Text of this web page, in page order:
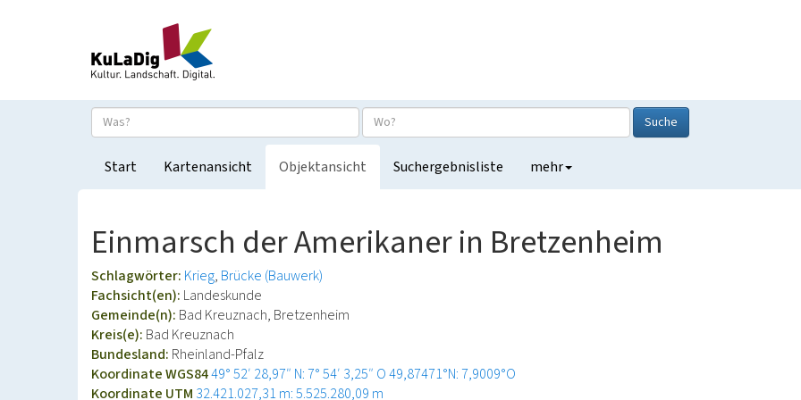
Suche
Start Kartenansicht Objektansicht Suchergebnisliste mehr
Einmarsch der Amerikaner in Bretzenheim
Schlagwörter: Krieg Brücke (Bauwerk)
Fachsicht(en): Landeskunde
Gemeinde(n): Bad Kreuznach, Bretzenheim
Kreis(e): Bad Kreuznach
Bundesland: Rheinland-Pfalz
Koordinate WGS8449° 52′ 28,97″ N: 7° 54′ 3,25″ O49,87471°N: 7,9009°O
Koordinate UTM 32.421.027,31 m: 5.525.280,09 m